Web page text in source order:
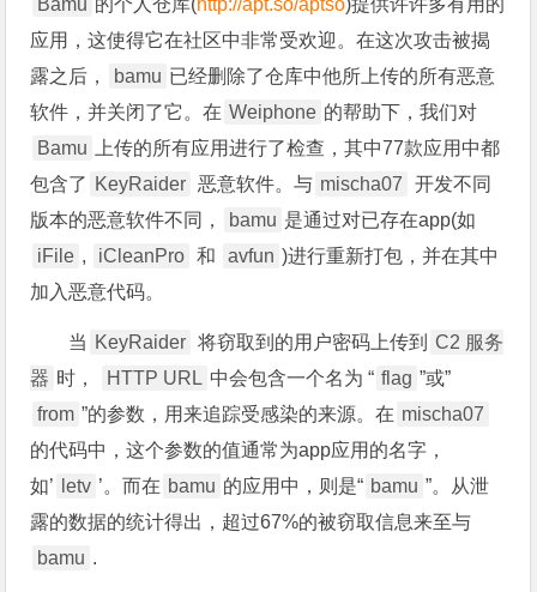
Bamu 的个人仓库(http://apt.so/aptso)提供许许多有用的
应用，这使得它在社区中非常受欢迎。在这次攻击被揭
露之后，
bamu 已经删除了仓库中他所上传的所有恶意
软件，并关闭了它。在 Weiphone 的帮助下，我们对
Bamu 上传的所有应用进行了检查，其中77款应用中都
包含了 KeyRaider 恶意软件。与 mischa07
开发不同
版本的恶意软件不同，
bamu 是通过对已存在app(如
iFile , iCleanPro 和 avfun )进行重新打包，并在其中
加入恶意代码。
当 KeyRaider 将窃取到的用户密码上传到
C2 服务
器 时， HTTP URL 中会包含一个名为 “ flag ”或”
from ”的参数，用来追踪受感染的来源。在 mischa07
的代码中，这个参数的值通常为app应用的名字，
如’
letv ’。而在 bamu 的应用中，则是“ bamu ”。从泄
露的数据的统计得出，超过67%的被窃取信息来至与
bamu .